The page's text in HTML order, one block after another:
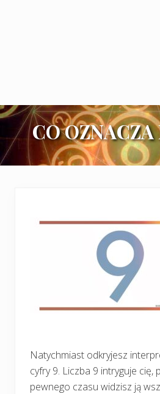
CO
Natychmiast odkryjesz
cyfry 9. Liczba 9 intryguje cię,
pewnego czasu widzisz ją